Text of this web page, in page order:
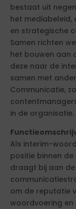
bestaat uit
het mediabeleid,
en strategische
Samen richten
het bouwen aan
deze naar de
samen met
Communicatie,
in de organisatie.
Als interim-
positie binnen
draagt bij aan
om de reputatie
woordvoering en